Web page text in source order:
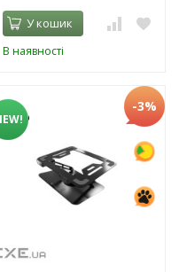
У кошик
В наявності
-3%